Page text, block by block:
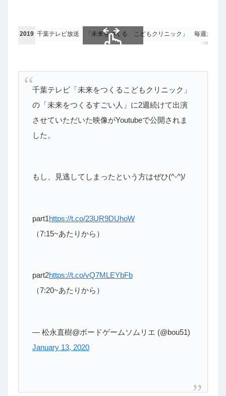
2019 千葉テレビ放送 「未来をつくる こどもクリニック」 毎週土曜日
千葉テレビ「未来をつくるこどもクリニック」
の「未来をつくるすごい人」に2週続けて出演
させていただいた映像がYoutubeで公開されま
した。
もし、見逃してしまったという方はぜひ(^-^)/
part1https://t.co/23UR9DUhoW
（7:15~あたりから）
part2https://t.co/vQ7MLEYbFb
（7:20~あたりから）
— 松永直樹@ボードゲームソムリエ (@bou51)
January 13, 2020